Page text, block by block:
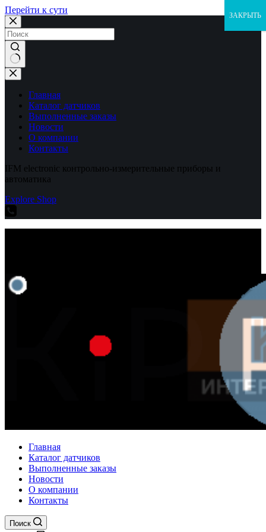
Перейти к сути
Ничего
не
найденоГлавная
Каталог датчиков
Выполненные заказы
Новости
О компании
Контакты
IFM electronic контрольно-измерительные приборы и
автоматика
Explore Shop
Главная
Каталог датчиков
Выполненные заказы
Новости
О компании
Контакты
Поиск
ЗАКРЫТЬ